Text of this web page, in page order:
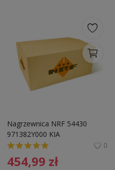
Nagrzewnica NRF 54430
971382Y000 KIA
0
454,99 zł